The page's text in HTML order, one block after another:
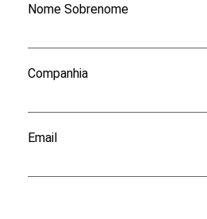
Nome Sobrenome
Companhia
Email